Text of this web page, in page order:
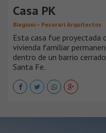
Casa PK
Biagioni – Pecorari Arquitectos
Esta casa fue proyectada
vivienda familiar
dentro de un barrio
Santa Fe.